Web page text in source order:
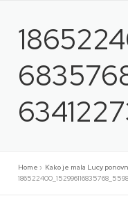
sadržaj
Home » Kako je mala Lucy